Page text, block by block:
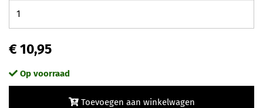
€ 10,95
Op voorraad
Toevoegen aan winkelwagen